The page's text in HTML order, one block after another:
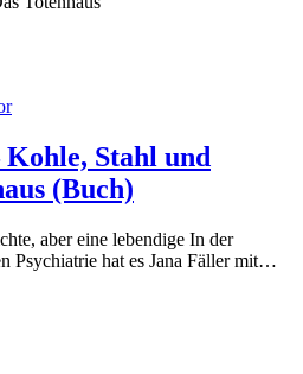
Stahl und
(Buch)
aber eine lebendige In der
Psychiatrie hat es Jana Fäller mit…